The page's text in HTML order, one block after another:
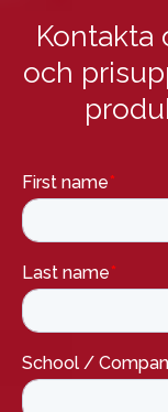
Kontakta
och